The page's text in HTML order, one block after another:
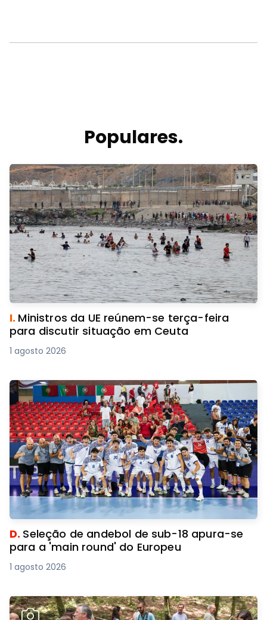
Populares.
I. Ministros da UE reúnem-se terça-feira
para discutir situação em Ceuta
1 agosto 2026
D. Seleção de andebol de sub-18 apura-se
para a 'main round' do Europeu
1 agosto 2026